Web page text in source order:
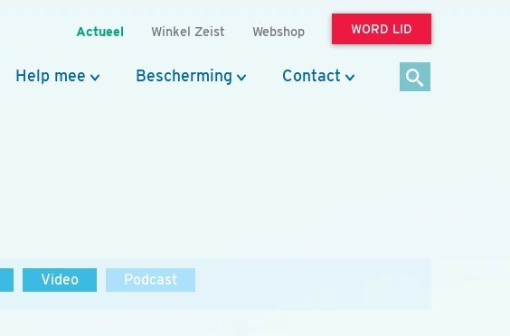
Actueel Winkel Zeist Webshop WORD LID
Help mee Bescherming Contact
Video Podcast